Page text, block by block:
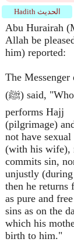
Hadith الحديث
Abu Hurairah
Allah be
him) reported:
The
(ﷺ) said, "Whoever
performs Hajj
(pilgrimage)
not have
(with his wife),
commits sin,
unjustly
then he returns
as pure and
sins as on the
which his
birth to him."